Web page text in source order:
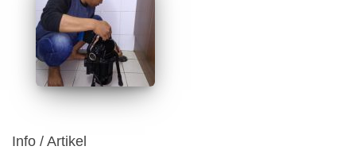
Info / Artikel